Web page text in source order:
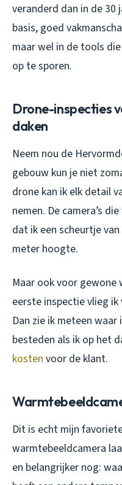
veranderd dan in de 30
basis, goed
maar wel in de tools
op te sporen.
Drone-inspecties
daken
Neem nou de
gebouw kun je niet
drone kan ik elk detail
nemen. De camera’s
dat ik een scheurtje
meter hoogte.
Maar ook voor gewone
eerste inspectie vlieg
Dan zie ik meteen
besteden als ik op het
kosten voor de klant.
Dit is echt mijn
warmtebeeldcamera
en belangrijker nog: